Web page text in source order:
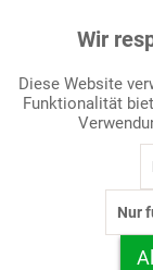
Passende Stichworte
Monatsvignette
z.B. Farbe-Grafik,
Funktionale
Marketing
Personalisierung
Wir
Diese Website
Funktionalität
Nur